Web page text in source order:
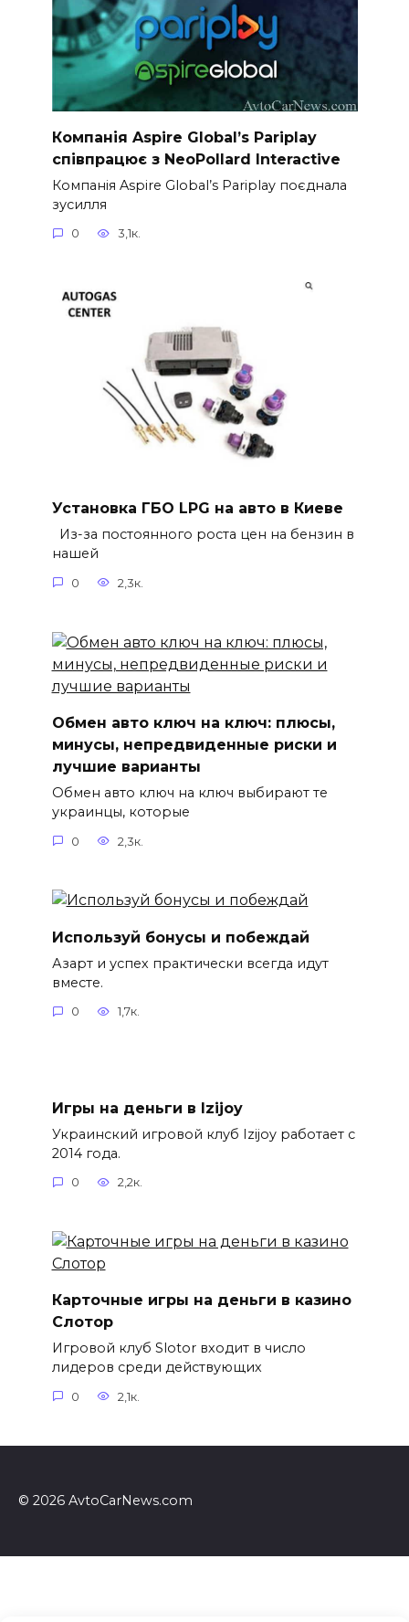
Компанія Aspire Global’s Pariplay
співпрацює з NeoPollard Interactive
Компанія Aspire Global’s Pariplay поєднала
зусилля
0 3,1к.
Установка ГБО LPG на авто в Киеве
Из-за постоянного роста цен на бензин в
нашей
0 2,3к.
Обмен авто ключ на ключ: плюсы,
минусы, непредвиденные риски и
лучшие варианты
Обмен авто ключ на ключ выбирают те
украинцы, которые
0 2,3к.
Используй бонусы и побеждай
Азарт и успех практически всегда идут
вместе.
0 1,7к.
Игры на деньги в Izijoy
Украинский игровой клуб Izijoy работает с
2014 года.
0 2,2к.
Карточные игры на деньги в казино
Слотор
Игровой клуб Slotor входит в число
лидеров среди действующих
0 2,1к.
© 2026 AvtoCarNews.com